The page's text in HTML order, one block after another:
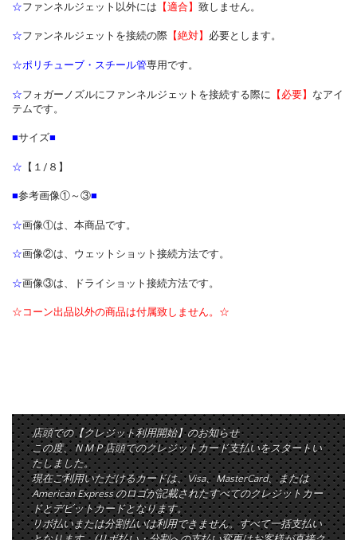
☆ファンネルジェット以外には 【適合】 致しません。
☆ファンネルジェットを接続の際 【絶対】 必要とします。
☆ポリチューブ・スチール管専用です。
☆フォガーノズルにファンネルジェットを接続する際に 【必要】 なアイ
テムです。
■サイズ■
☆ 【１/８】
■参考画像①～③■
☆画像①は、本商品です。
☆画像②は、ウェットショット接続方法です。
☆画像③は、ドライショット接続方法です。
☆コーン出品以外の商品は付属致しません。☆
店頭での【クレジット利用開始】のお知らせ
この度、ＮＭＰ店頭でのクレジットカード支払いをスタートい
たしました。
現在ご利用いただけるカードは、Visa、MasterCard、または
American Express のロゴが記載されたすべてのクレジットカー
ドとデビットカードとなります。
リボ払いまたは分割払いは利用できません。すべて一括支払い